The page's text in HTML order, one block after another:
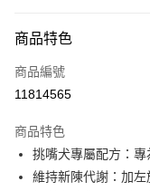
信用卡一次付款
超商取貨付款
Apple Pay
悠遊付
商品特色
商品編號
11814565
商品特色
挑嘴犬專屬配方：
維持新陳代謝：加